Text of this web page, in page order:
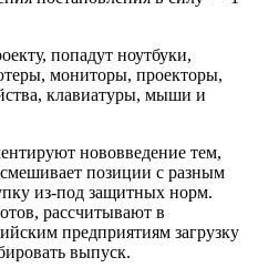
попадут ноутбуки,
мониторы, проекторы,
клавиатуры, мыши и
нововведение тем,
смешивает позиции с разным
из-под защитных норм.
рассчитывают в
предприятиям загрузку
выпуск.